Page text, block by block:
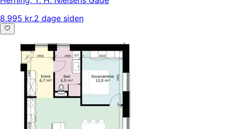
8.995 kr.2 dage siden